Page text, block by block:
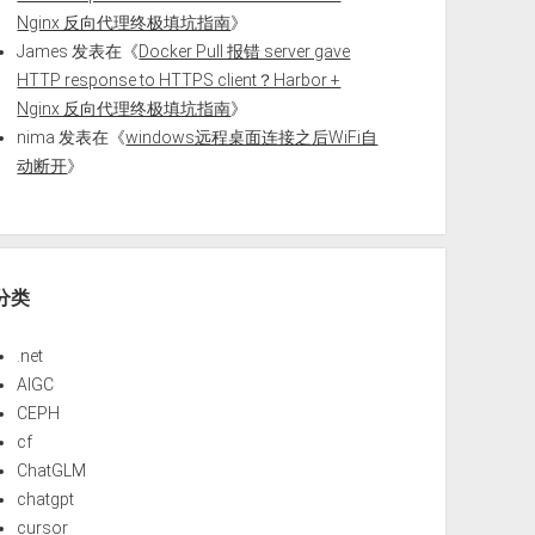
Nginx 反向代理终极填坑指南》
James 发表在《Docker Pull 报错 server gave
HTTP response to HTTPS client？Harbor +
Nginx 反向代理终极填坑指南》
nima 发表在《windows远程桌面连接之后WiFi自
动断开》
类
.net
AIGC
CEPH
cf
ChatGLM
chatgpt
cursor